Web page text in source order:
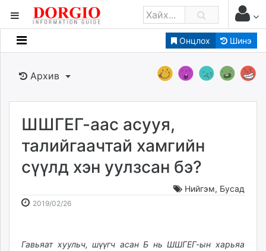
Онцлох Шинэ
Мэдээллийн
Банк санхүү
Бизнес ААН
Төрийн
dorgio.mn
caak.mn
Baabar.mn
Архив
ШШГЕГ-аас асууя,
талийгаачтай хамгийн
сүүлд хэн уулзсан бэ?
Нийгэм, Бусад
2019/02/262019-
12:20:46
2026-
21:25:51
Гавьяат хуульч, шүүгч асан Б нь ШШГЕГ-ын харьяа